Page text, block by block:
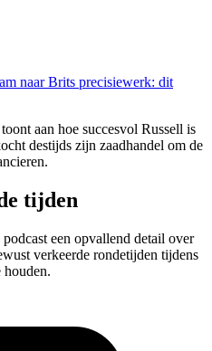
naar Brits precisiewerk: dit
aan hoe succesvol Russell is
destijds zijn zaadhandel om de
tijden
een opvallend detail over
verkeerde rondetijden tijdens
houden.